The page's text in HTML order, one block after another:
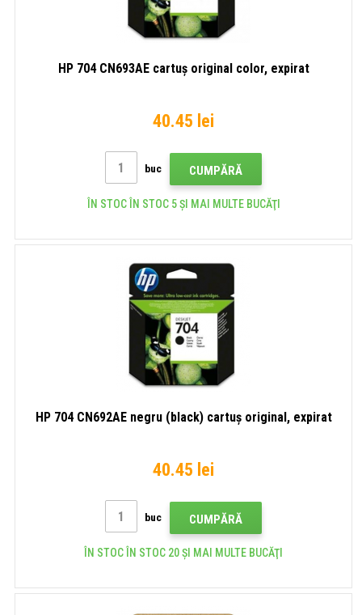
HP 704 CN693AE cartuș original color, expirat
40.45 lei
buc CUMPĂRĂ
ÎN STOC ÎN STOC 5 ȘI MAI MULTE BUCĂŢI
HP 704 CN692AE negru (black) cartuș original, expirat
40.45 lei
buc CUMPĂRĂ
ÎN STOC ÎN STOC 20 ȘI MAI MULTE BUCĂŢI